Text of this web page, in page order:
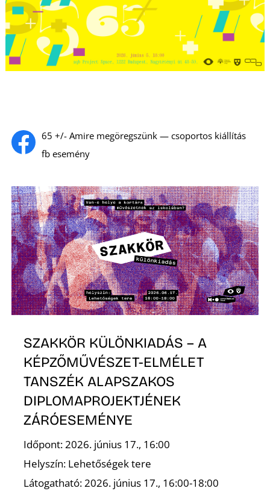
65 +/- Amire megöregszünk — csoportos kiállítás
fb esemény
SZAKKÖR KÜLÖNKIADÁS – A
KÉPZŐMŰVÉSZET-ELMÉLET
TANSZÉK ALAPSZAKOS
DIPLOMAPROJEKTJÉNEK
ZÁRÓESEMÉNYE
Időpont: 2026. június 17., 16:00
Helyszín: Lehetőségek tere
Látogatható: 2026. június 17., 16:00-18:00